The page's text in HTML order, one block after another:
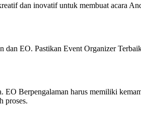
dan inovatif untuk membuat acara
EO. Pastikan Event Organizer
Berpengalaman harus memiliki
proses.